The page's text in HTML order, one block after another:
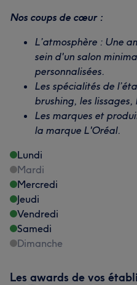
Nos coups de cœur :
L’atmosphère : Une
sein d'un salon
personnalisées.
Les spécialités de
brushing, les lissages,
Les marques et
la marque L'Oréal.
Lundi
Mardi
Mercredi
Jeudi
Vendredi
Samedi
Dimanche
Les awards de vos